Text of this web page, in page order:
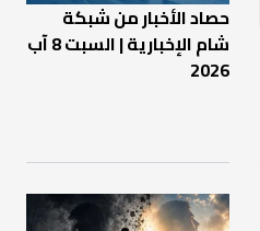
حصاد الأخبار من شبكة
شام الإخبارية | السبت 8 آب
2026